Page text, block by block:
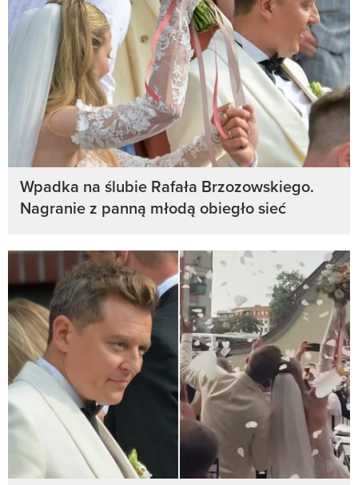
Wpadka na ślubie Rafała Brzozowskiego.
Nagranie z panną młodą obiegło sieć